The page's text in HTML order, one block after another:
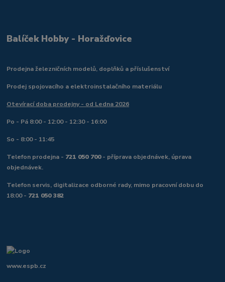
Balíček Hobby - Horažďovice
Prodejna železničních modelů, doplňků a příslušenství
Prodej spojovacího a elektroinstalačního materiálu
Otevírací doba prodejny - od Ledna 2026
Po - Pá 8:00 - 12:00 - 12:30 - 16:00
So - 8:00 - 11:45
Telefon prodejna - 721 050 700- příprava objednávek, úprava
objednávek.
Telefon servis, digitalizace odborné rady, mimo pracovní dobu do
18:00 - 721 050 382
www.espb.cz